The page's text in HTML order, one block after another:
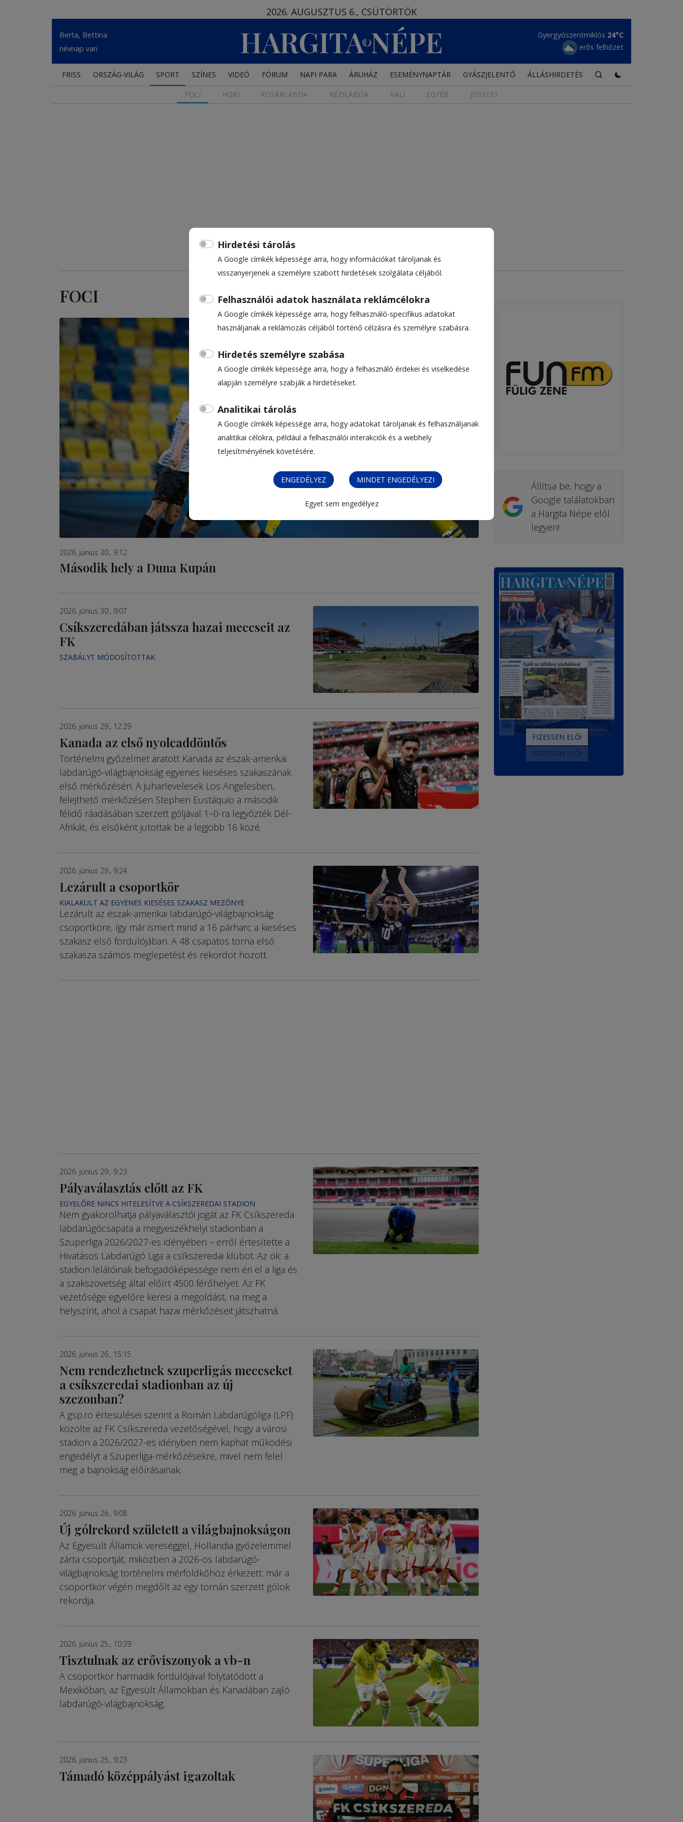
Hirdetési tárolás
A Google címkék képessége arra, hogy információkat tároljanak és
visszanyerjenek a személyre szabott hirdetések szolgálata céljából.
Felhasználói adatok használata reklámcélokra
A Google címkék képessége arra, hogy felhasználó-specifikus adatokat
használjanak a reklámozás céljából történő célzásra és személyre szabásra.
Hirdetés személyre szabása
A Google címkék képessége arra, hogy a felhasználó érdekei és viselkedése
alapján személyre szabják a hirdetéseket.
Analitikai tárolás
A Google címkék képessége arra, hogy adatokat tároljanak és felhasználjanak
analitikai célokra, például a felhasználói interakciók és a webhely
teljesítményének követésére.
ENGEDÉLYEZ MINDET ENGEDÉLYEZI
Egyet sem engedélyez
2026. AUGUSZTUS 6., CSÜTÖRTÖK
Berta, Bettina
névnap van
Gyergyószentmiklós 24°C
erős felhőzet
FRISS ORSZÁG-VILÁG SPORT SZÍNES VIDEÓ FÓRUM NAPI PARA ÁRUHÁZ ESEMÉNYNAPTÁR GYÁSZJELENTŐ ÁLLÁSHIRDETÉS
FOCI HOKI KOSÁRLABDA KÉZILABDA RALI EGYÉB JEGYZET
FOCI
2026. június 30., 9:12
Második hely a Duna Kupán
2026. június 30., 9:07
Csíkszeredában játssza hazai meccseit az
FK
SZABÁLYT MÓDOSÍTOTTAK
2026. június 29., 12:29
Kanada az első nyolcaddöntős
Történelmi győzelmet aratott Kanada az észak-amerikai
labdarúgó-világbajnokság egyenes kieséses szakaszának
első mérkőzésén. A juharlevelesek Los Angelesben,
felejthető mérkőzésen Stephen Eustáquio a második
félidő ráadásában szerzett góljával 1–0-ra legyőzték Dél-
Afrikát, és elsőként jutottak be a legjobb 16 közé.
2026. június 29., 9:24
Lezárult a csoportkör
KIALAKULT AZ EGYENES KIESÉSES SZAKASZ MEZŐNYE
Lezárult az észak-amerikai labdarúgó-világbaj­nokság
csoportköre, így már ismert mind a 16 párharc a kieséses
szakasz első fordulójában. A 48 csapatos torna első
szakasza számos meglepetést és rekordot hozott.
2026. június 29., 9:23
Pályaválasztás előtt az FK
EGYELŐRE NINCS HITELESÍTVE A CSÍKSZEREDAI STADION
Nem gyakorolhatja pályaválasztói jogát az FK Csíkszereda
labdarúgócsapata a megyeszékhelyi stadionban a
Szuperliga 2026/2027-es idényében – erről értesítette a
Hivatásos Labdarúgó Liga a csíkszeredai klubot. Az ok: a
stadion lelátóinak befogadóképessége nem éri el a liga és
a szakszövetség által előírt 4500 férőhelyet. Az FK
vezetősége egyelőre keresi a megoldást, na meg a
helyszínt, ahol a csapat hazai mérkőzéseit játszhatná.
2026. június 26., 15:15
Nem rendezhetnek szuperligás meccseket
a csíkszeredai stadionban az új
szezonban?
A gsp.ro értesülései szerint a Román Labdarúgóliga (LPF)
közölte az FK Csíkszereda vezetőségével, hogy a városi
stadion a 2026/2027-es idényben nem kaphat működési
engedélyt a Szuperliga-mérkőzésekre, mivel nem felel
meg a bajnokság előírásainak.
2026. június 26., 9:08
Új gólrekord született a világbajnokságon
Az Egyesült Államok vereséggel, Hollandia győzelemmel
zárta csoportját, miközben a 2026-os labdarúgó-
világbajnokság történelmi mérföldkőhöz érkezett: már a
csoportkör végén megdőlt az egy tornán szerzett gólok
rekordja.
2026. június 25., 10:39
Tisztulnak az erőviszonyok a vb-n
A csoportkör harmadik fordulójával folytatódott a
Mexikóban, az Egyesült Államokban és Kanadában zajló
labdarúgó-világbajnokság.
2026. június 25., 9:23
Támadó középpályást igazoltak
Állítsa be, hogy a
Google találatokban
a Hargita Népe elől
legyen!
FIZESSEN ELŐ!